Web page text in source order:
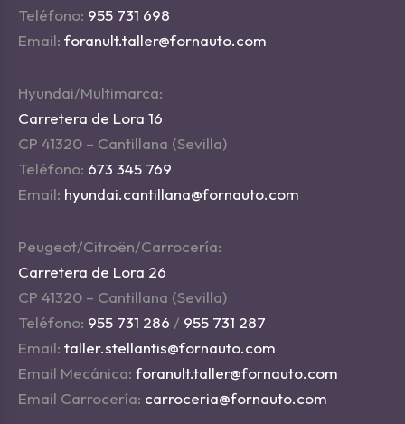
Teléfono: 955 731 698
Email: foranult.taller@fornauto.com
Hyundai/Multimarca:
Carretera de Lora 16
CP 41320 – Cantillana (Sevilla)
Teléfono: 673 345 769
Email: hyundai.cantillana@fornauto.com
Peugeot/Citroën/Carrocería:
Carretera de Lora 26
CP 41320 – Cantillana (Sevilla)
Teléfono: 955 731 286 / 955 731 287
Email: taller.stellantis@fornauto.com
Email Mecánica: foranult.taller@fornauto.com
Email Carrocería: carroceria@fornauto.com